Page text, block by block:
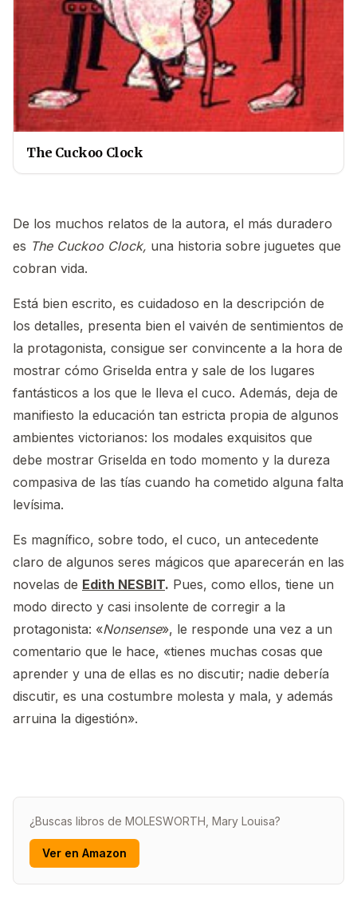
The Cuckoo Clock
De los muchos relatos de la autora, el más duradero
es The Cuckoo Clock, una historia sobre juguetes que
cobran vida.
Está bien escrito, es cuidadoso en la descripción de
los detalles, presenta bien el vaivén de sentimientos de
la protagonista, consigue ser convincente a la hora de
mostrar cómo Griselda entra y sale de los lugares
fantásticos a los que le lleva el cuco. Además, deja de
manifiesto la educación tan estricta propia de algunos
ambientes victorianos: los modales exquisitos que
debe mostrar Griselda en todo momento y la dureza
compasiva de las tías cuando ha cometido alguna falta
levísima.
Es magnífico, sobre todo, el cuco, un antecedente
claro de algunos seres mágicos que aparecerán en las
novelas de Edith NESBIT. Pues, como ellos, tiene un
modo directo y casi insolente de corregir a la
protagonista: «Nonsense», le responde una vez a un
comentario que le hace, «tienes muchas cosas que
aprender y una de ellas es no discutir; nadie debería
discutir, es una costumbre molesta y mala, y además
arruina la digestión».
¿Buscas libros de MOLESWORTH, Mary Louisa?
Ver en Amazon